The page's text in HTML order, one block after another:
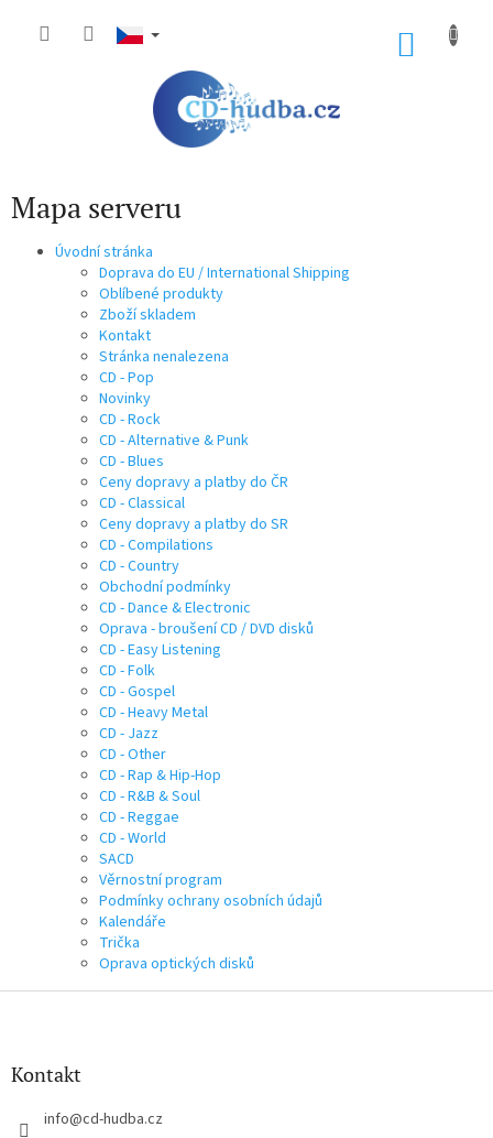
Mapa serveru
Úvodní stránka
Doprava do EU / International Shipping
Oblíbené produkty
Zboží skladem
Kontakt
Stránka nenalezena
CD - Pop
Novinky
CD - Rock
CD - Alternative & Punk
CD - Blues
Ceny dopravy a platby do ČR
CD - Classical
Ceny dopravy a platby do SR
CD - Compilations
CD - Country
Obchodní podmínky
CD - Dance & Electronic
Oprava - broušení CD / DVD disků
CD - Easy Listening
CD - Folk
CD - Gospel
CD - Heavy Metal
CD - Jazz
CD - Other
CD - Rap & Hip-Hop
CD - R&B & Soul
CD - Reggae
CD - World
SACD
Věrnostní program
Podmínky ochrany osobních údajů
Kalendáře
Trička
Oprava optických disků
Z
Kontakt
info@cd-hudba.cz